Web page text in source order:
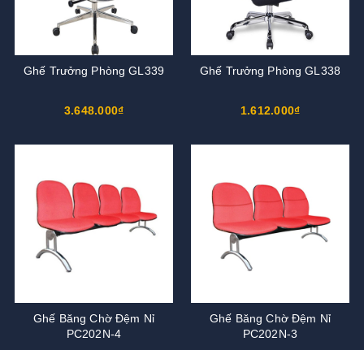
Ghế Trưởng Phòng GL339
3.648.000₫
Ghế Trưởng Phòng GL338
1.612.000₫
Ghế Băng Chờ Đệm Nỉ
PC202N-4
Ghế Băng Chờ Đệm Nỉ
PC202N-3